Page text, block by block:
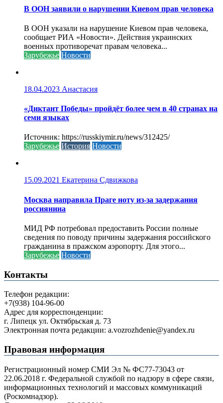
В ООН заявили о нарушении Киевом прав человека
В ООН указали на нарушение Киевом прав человека,
сообщает РИА «Новости». Действия украинских
военных противоречат правам человека...
Зарубежье Новости
18.04.2023 Анастасия
«Диктант Победы» пройдёт более чем в 40 странах на
семи языках
Источник: https://russkiymir.ru/news/312425/
Зарубежье История Новости
15.09.2021 Екатерина Сдвижкова
Москва направила Праге ноту из-за задержания
россиянина
МИД РФ потребовал предоставить России полные
сведения по поводу причины задержания российского
гражданина в пражском аэропорту. Для этого...
Зарубежье Новости
Контакты
Телефон редакции:
+7(938) 104-96-00
Адрес для корреспонденции:
г. Липецк ул. Октябрьская д. 73
Электронная почта редакции: a.vozrozhdenie@yandex.ru
Правовая информация
Регистрационный номер СМИ Эл № ФС77-73043 от
22.06.2018 г. Федеральной службой по надзору в сфере связи,
информационных технологий и массовых коммуникаций
(Роскомнадзор).